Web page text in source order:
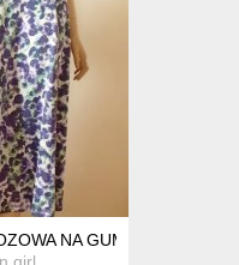
NA GUMIE
girl